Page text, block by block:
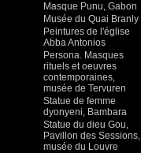
Masque Punu, Gabon
Musée du Quai Branly
Peintures de l'église
Abba Antonios
Persona. Masques
rituels et oeuvres
contemporaines,
musée de Tervuren
Statue de femme
dyonyeni, Bambara
Statue du dieu Gou,
Pavillon des Sessions,
musée du Louvre